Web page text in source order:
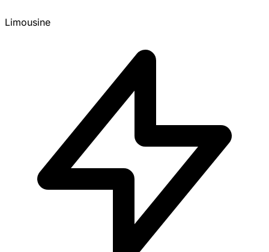
Limousine